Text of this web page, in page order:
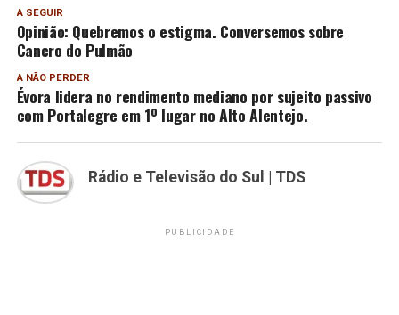
A SEGUIR
Opinião: Quebremos o estigma. Conversemos sobre
Cancro do Pulmão
A NÃO PERDER
Évora lidera no rendimento mediano por sujeito passivo
com Portalegre em 1º lugar no Alto Alentejo.
Rádio e Televisão do Sul | TDS
PUBLICIDADE